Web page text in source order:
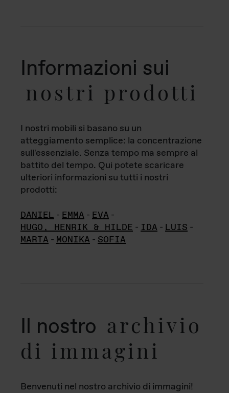
Informazioni sui
nostri prodotti
I nostri mobili si basano su un
atteggiamento semplice: la concentrazione
sull'essenziale. Senza tempo ma sempre al
battito del tempo. Qui potete scaricare
ulteriori informazioni su tutti i nostri
prodotti:
DANIEL - EMMA - EVA -
HUGO, HENRIK & HILDE - IDA - LUIS -
MARTA - MONIKA - SOFIA
Il nostro archivio
di immagini
Benvenuti nel nostro archivio di immagini!